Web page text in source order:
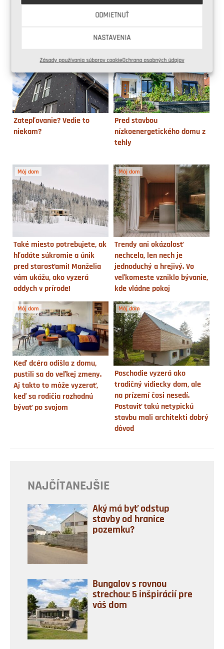
ODMIETNUŤ
NASTAVENIA
Zásady používania súborov cookieOchrana osobných údajov
nízkoenergetický dom
Zatepľovanie? Vedie to
niekam?
Pred stavbou
nízkoenergetického domu z
tehly
Môj dom
Také miesto potrebujete, ak
hľadáte súkromie a únik
pred starosťami! Manželia
vám ukážu, ako vyzerá
oddych v prírode!
Môj dom
Trendy ani okázalosť
nechcela, len nech je
jednoduchý a hrejivý. Vo
veľkomeste vzniklo bývanie,
kde vládne pokoj
Môj dom
Keď dcéra odišla z domu,
pustili sa do veľkej zmeny.
Aj takto to môže vyzerať,
keď sa rodičia rozhodnú
bývať po svojom
Môj dom
Poschodie vyzerá ako
tradičný vidiecky dom, ale
na prízemí čosi nesedí.
Postaviť takú netypickú
stavbu mali architekti dobrý
dôvod
NAJČÍTANEJŠIE
Aký má byť odstup
stavby od hranice
pozemku?
Bungalov s rovnou
strechou: 5 inšpirácií pre
váš dom